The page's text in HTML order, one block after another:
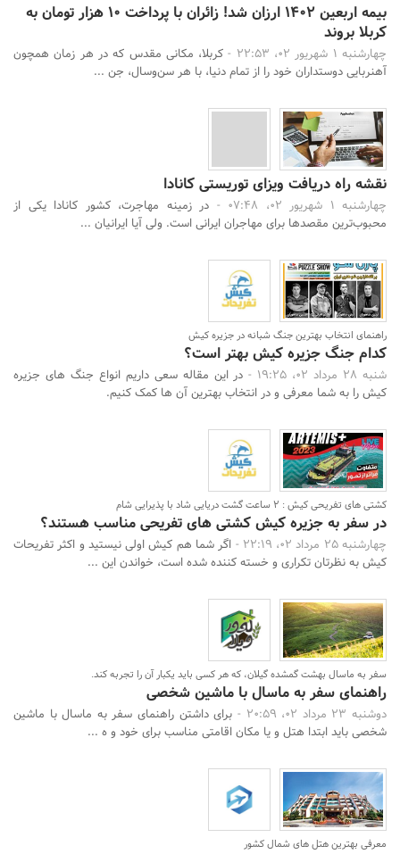
بیمه اربعین 1402 ارزان شد! زائران با پرداخت 10 هزار تومان به
کربلا بروند
چهارشنبه 1 شهریور 02، 22:53 -
کربلا، مکانی مقدس که در هر زمان همچون
آهنربایی دوستداران خود را از تمام دنیا، با هر سن‌و‌سال، جن ...
نقشه راه دریافت ویزای توریستی کانادا
چهارشنبه 1 شهریور 02، 07:48 -
در زمینه مهاجرت، کشور کانادا یکی از
محبوب‌ترین مقصدها برای مهاجران ایرانی است. ولی آیا ایرانیان ...
راهنمای انتخاب بهترین جنگ شبانه در جزیره کیش
کدام جنگ جزیره کیش بهتر است؟
شنبه 28 مرداد 02، 19:25 -
در این مقاله سعی داریم انواع جنگ های جزیره
کیش را به شما معرفی و در انتخاب بهترین آن ها کمک کنیم.
کشتی های تفریحی کیش : 2 ساعت گشت دریایی شاد با پذیرایی شام
در سفر به جزیره کیش کشتی های تفریحی مناسب هستند؟
چهارشنبه 25 مرداد 02، 22:19 -
اگر شما هم کیش اولی نیستید و اکثر تفریحات
کیش به نظرتان تکراری و خسته کننده شده است، خواندن این ...
سفر به ماسال بهشت گمشده گیلان، که هر کسی باید یکبار آن را تجربه کند.
راهنمای سفر به ماسال با ماشین شخصی
دوشنبه 23 مرداد 02، 20:59 -
برای داشتن راهنمای سفر به ماسال با ماشین
شخصی باید ابتدا هتل و یا مکان اقامتی مناسب برای خود و ه ...
معرفی بهترین هتل های شمال کشور